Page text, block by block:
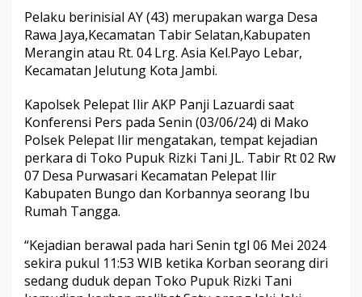
s
k
r
i
m
o
l
r
s
B
u
T
a
n
Pelaku berinisial AY (43) merupakan warga Desa
Rawa Jaya,Kecamatan Tabir Selatan,Kabupaten
Merangin atau Rt. 04 Lrg. Asia Kel.Payo Lebar,
Kecamatan Jelutung Kota Jambi.
Kapolsek Pelepat Ilir AKP Panji Lazuardi saat
Konferensi Pers pada Senin (03/06/24) di Mako
Polsek Pelepat Ilir mengatakan, tempat kejadian
perkara di Toko Pupuk Rizki Tani JL. Tabir Rt 02 Rw
07 Desa Purwasari Kecamatan Pelepat Ilir
Kabupaten Bungo dan Korbannya seorang Ibu
Rumah Tangga.
“Kejadian berawal pada hari Senin tgl 06 Mei 2024
sekira pukul 11:53 WIB ketika Korban seorang diri
sedang duduk depan Toko Pupuk Rizki Tani